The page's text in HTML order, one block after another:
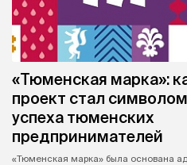
«Тюменская марка»:
проект стал
успеха тюменских
предпринимателей
«Тюменская марка» была основана